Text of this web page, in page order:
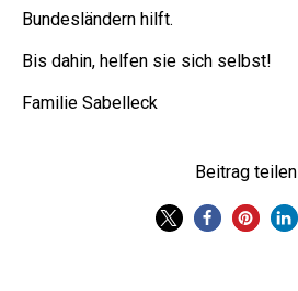
Bundesländern hilft.
Bis dahin, helfen sie sich selbst!
Familie Sabelleck
Beitrag teilen